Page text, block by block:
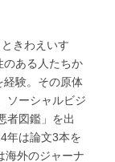
きわえいす
のある人たちか
経験。その原体
ソーシャルビジ
者図鑑」を出
年は論文3本を
海外のジャーナ